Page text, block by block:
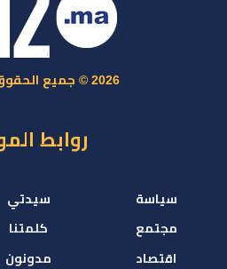
2026 © جميع الحقوق محفوظة
روابط
سياسة
مجتمع
اقتصاد
سيدتي
كلمتنا
مدونون